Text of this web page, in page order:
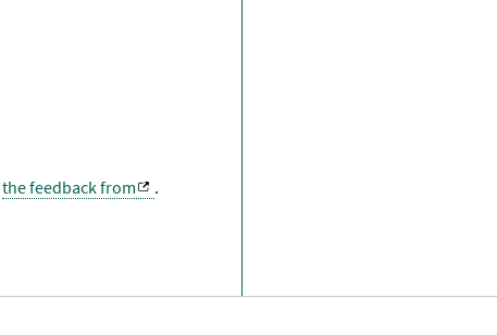
the feedback from .